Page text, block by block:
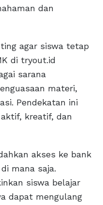
dan
agar siswa tetap
di tryout.id
sarana
materi,
Pendekatan ini
kreatif, dan
akses ke bank
mana saja.
siswa belajar
dapat mengulang